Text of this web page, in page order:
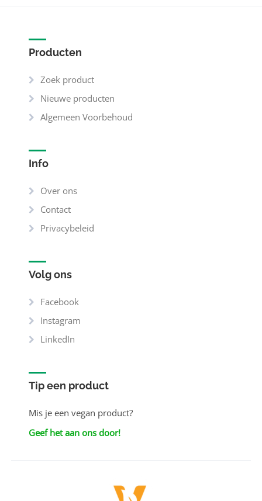
Producten
Zoek product
Nieuwe producten
Algemeen Voorbehoud
Info
Over ons
Contact
Privacybeleid
Volg ons
Facebook
Instagram
LinkedIn
Tip een product
Mis je een vegan product?
Geef het aan ons door!